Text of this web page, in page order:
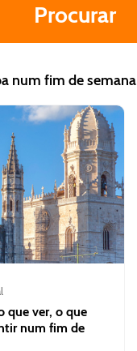
num fim de semana
que ver, o que
num fim de